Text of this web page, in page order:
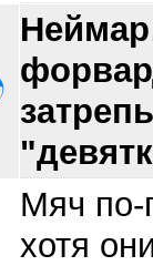
Мяч по-
хотя